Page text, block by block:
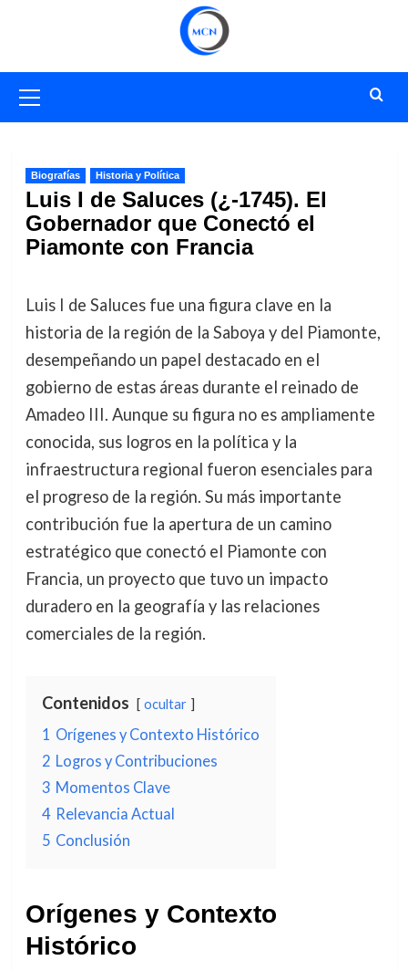
primario
Biografías Historia y Política
Luis I de Saluces (¿-1745). El
Gobernador que Conectó el
Piamonte con Francia
Luis I de Saluces fue una figura clave en la
historia de la región de la Saboya y del Piamonte,
desempeñando un papel destacado en el
gobierno de estas áreas durante el reinado de
Amadeo III. Aunque su figura no es ampliamente
conocida, sus logros en la política y la
infraestructura regional fueron esenciales para
el progreso de la región. Su más importante
contribución fue la apertura de un camino
estratégico que conectó el Piamonte con
Francia, un proyecto que tuvo un impacto
duradero en la geografía y las relaciones
comerciales de la región.
Contenidos ocultar
1 Orígenes y Contexto Histórico
2 Logros y Contribuciones
3 Momentos Clave
4 Relevancia Actual
5 Conclusión
Orígenes y Contexto
Histórico